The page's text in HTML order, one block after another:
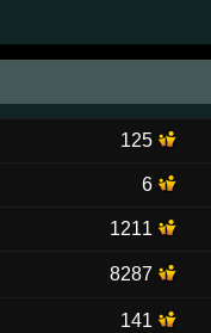
125
6
1211
8287
141